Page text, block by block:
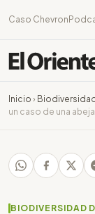
Caso Chevron
Inicio ›
un caso de una
BIODIVERSIDAD